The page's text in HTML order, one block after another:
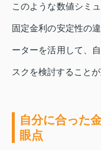
このような数値シミ
固定金利の安定性の
ーターを活用して、
スクを検討することが
自分に合った
眼点